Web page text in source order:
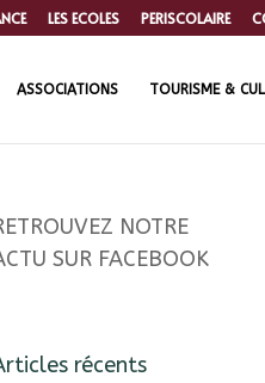
LES ECOLES PERISCOLAIRE
ASSOCIATIONS TOURISME &
NOTRE
SUR FACEBOOK
récents